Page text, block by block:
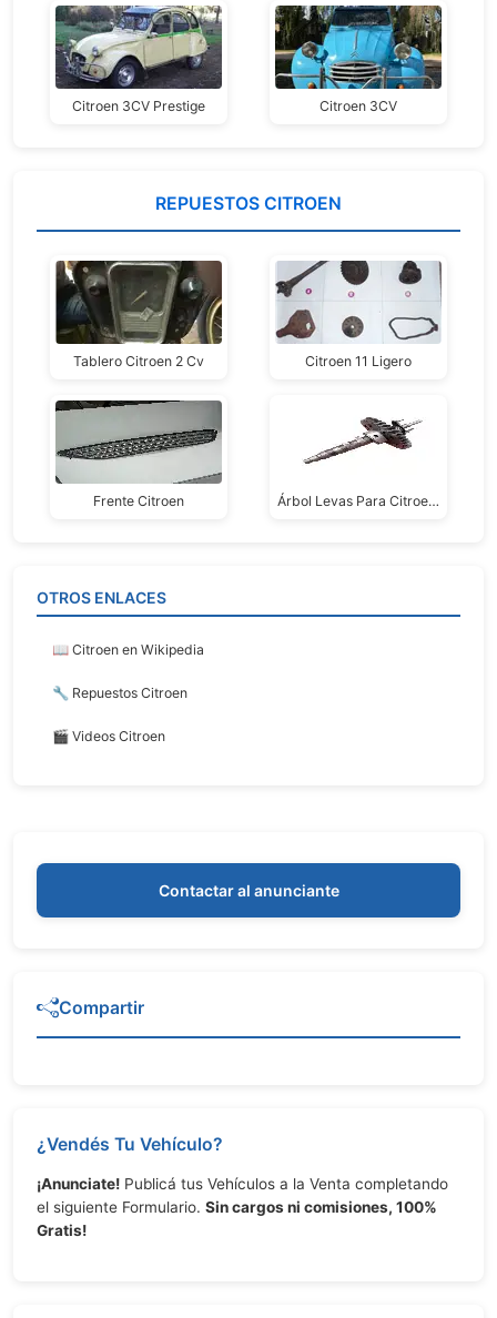
Citroen 3CV Prestige Citroen 3CV
REPUESTOS CITROEN
Tablero Citroen 2 Cv Citroen 11 Ligero
Frente Citroen Árbol Levas Para Citroen 3cv Mehari Ami8
OTROS ENLACES
📖 Citroen en Wikipedia
🔧 Repuestos Citroen
🎬 Videos Citroen
Contactar al anunciante
Compartir
¿Vendés Tu Vehículo?
¡Anunciate! Publicá tus Vehículos a la Venta completando
el siguiente Formulario. Sin cargos ni comisiones, 100%
Gratis!